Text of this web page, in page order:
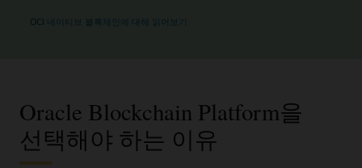
OCI 네이티브 블록체인에 대해 읽어보기
Oracle Blockchain Platform을
선택해야 하는 이유